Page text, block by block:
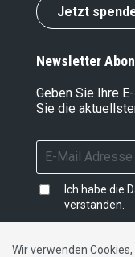
Jetzt
Newsletter
Geben Sie Ihre
Sie die
Ich habe die
verstanden.
Wir verwenden